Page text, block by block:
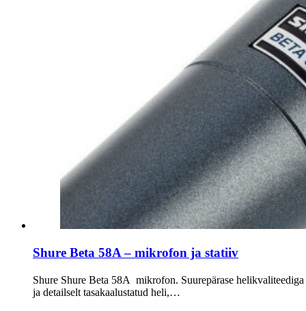
Shure Beta 58A – mikrofon ja statiiv
Shure Shure Beta 58A mikrofon. Suurepärase
ja detailselt tasakaalustatud heli,…